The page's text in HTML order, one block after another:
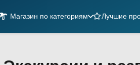
Магазин по категориям Лучшие